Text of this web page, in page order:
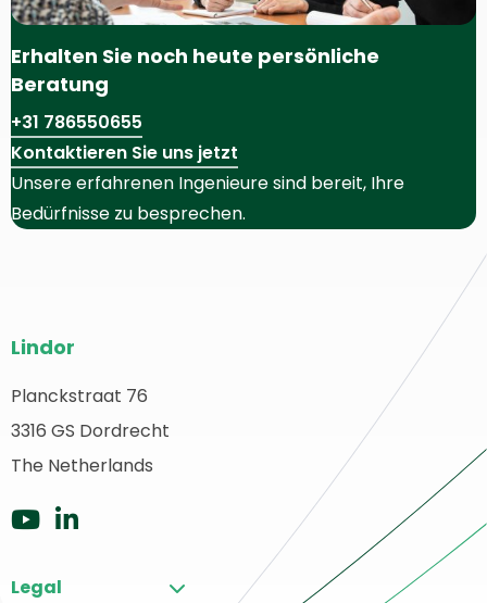
Erhalten Sie noch heute persönliche
Beratung
+31 786550655
Kontaktieren Sie uns jetzt
Unsere erfahrenen Ingenieure sind bereit, Ihre
Bedürfnisse zu besprechen.
Fußzeile
Lindor
Planckstraat 76
3316 GS Dordrecht
The Netherlands
ZuZu
Legal